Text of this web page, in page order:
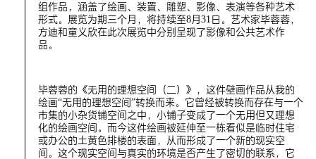
组作品，涵盖了绘画、装置、雕塑、影像、表演等各种艺术
形式。展览为期三个月，将持续至8月31日。艺术家毕蓉蓉，
方迪和童义欣在此次展览中分别呈现了影像和公共艺术作
品。
毕蓉蓉的《无用的理想空间（二）》，这件壁画作品从我的
绘画“无用的理想空间”转换而来。它曾经被转换而存在与一个
市集的小杂货铺空间之中，小铺子变成了一个无用但又理想
化的绘画空间。而今这件绘画被延伸至一栋看似是临时住宅
或办公的土黄色排楼的表面，从而形成了一个新的现实空
间。这个现实空间与真实的环境是否产生了密切的联系，它